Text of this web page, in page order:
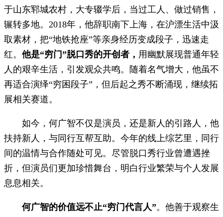
于山东郓城农村，大专辍学后，当过工人、做过销售，
辗转多地。2018年，他辞职南下上海，在沪漂生活中汲
取素材，把“地铁抢座”等亲身经历变成段子，迅速走
红。 他是“穷门”脱口秀的开创者， 用幽默展现普通年轻
人的艰辛生活，引发观众共鸣。随着名气增大，他虽不
再适合演绎“穷困段子”，但后起之秀不断涌现，继续拓
展相关赛道。
如今，何广智不仅是演员，还是新人的引路人，他
扶持新人，与同行互帮互助。今年的线上综艺里，同行
间的温情与合作随处可见。尽管脱口秀行业曾遭遇挫
折，但演员们更加珍惜舞台，明白行业繁荣与个人发展
息息相关。
何广智的价值远不止“穷门代言人”。他善于观察生